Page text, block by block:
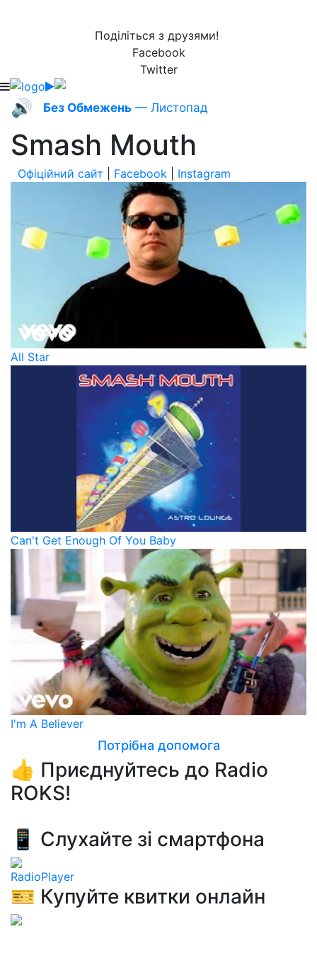
Поділіться з друзями!
Facebook
Twitter
🔊 Без Обмежень — Листопад
Smash Mouth
Офіційний сайт Facebook Instagram
All Star
Can't Get Enough Of You Baby
I'm A Believer
Потрібна допомога
👍 Приєднуйтесь до Radio
ROKS!
📱 Слухайте зі смартфона
RadioPlayer
🎫 Купуйте квитки онлайн